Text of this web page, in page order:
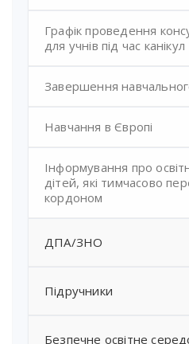
Графік проведення
для учнів під час канікул
Завершення
Навчання в Європі
Інформування про
дітей, які тимчасово
кордоном
ДПА/ЗНО
Підручники
Безпечне освітне